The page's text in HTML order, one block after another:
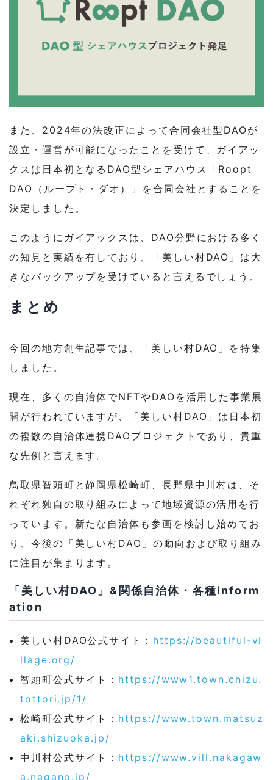
また、2024年の法改正によって合同会社型DAOが
設立・運営が可能になったことを受けて、ガイアッ
クスは日本初となるDAO型シェアハウス「Roopt
DAO（ループト・ダオ）」を合同会社とすることを
決定しました。
このようにガイアックスは、DAO分野における多く
の知見と実績を有しており、「美しい村DAO」は大
きなバックアップを受けていると言えるでしょう。
まとめ
今回の地方創生記事では、「美しい村DAO」を特集
しました。
現在、多くの自治体でNFTやDAOを活用した事業展
開が行われていますが、「美しい村DAO」は日本初
の複数の自治体連携DAOプロジェクトであり、貴重
な先例と言えます。
鳥取県智頭町と静岡県松崎町、長野県中川村は、そ
れぞれ独自の取り組みによって地域資源の活用を行
っています。新たな自治体も参画を検討し始めてお
り、今後の「美しい村DAO」の動向および取り組み
に注目が集まります。
「美しい村DAO」&関係自治体・各種inform
ation
美しい村DAO公式サイト： https://beautiful-vi
llage.org/
智頭町公式サイト： https://www1.town.chizu.
tottori.jp/1/
松崎町公式サイト： https://www.town.matsuz
aki.shizuoka.jp/
中川村公式サイト： https://www.vill.nakagaw
a.nagano.jp/